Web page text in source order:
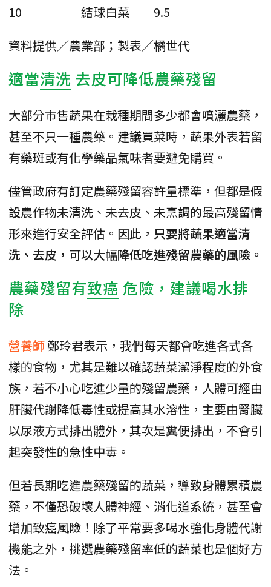
10
結球白菜
9.5
資料提供／農業部；製表／橘世代
適當清洗 去皮可降低農藥殘留
大部分市售蔬果在栽種期間多少都會噴灑農藥，
甚至不只一種農藥。建議買菜時，蔬果外表若留
有藥斑或有化學藥品氣味者要避免購買。
儘管政府有訂定農藥殘留容許量標準，但都是假
設農作物未清洗、未去皮、未烹調的最高殘留情
形來進行安全評估。 因此，只要將蔬果適當清
洗、去皮，可以大幅降低吃進殘留農藥的風險。
農藥殘留有致癌 危險，建議喝水排
除
營養師鄭玲君表示，我們每天都會吃進各式各
樣的食物，尤其是難以確認蔬菜潔淨程度的外食
族，若不小心吃進少量的殘留農藥，人體可經由
肝臟代謝降低毒性或提高其水溶性，主要由腎臟
以尿液方式排出體外，其次是糞便排出，不會引
起突發性的急性中毒。
但若長期吃進農藥殘留的蔬菜，導致身體累積農
藥，不僅恐破壞人體神經、消化道系統，甚至會
增加致癌風險！除了平常要多喝水強化身體代謝
機能之外，挑選農藥殘留率低的蔬菜也是個好方
法。